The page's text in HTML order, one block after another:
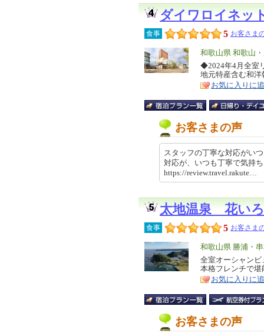
ダイワロイネッ
食事 5 お客さま
エ
リ
ア
和歌山県 和歌山
特
徴
◆2024年4月全室
地元特産含む和
お気に入りに
お客さまの声
スタッフの丁寧な対応がい
対応が、いつも丁寧で気持
https://review.travel.rakute…
太地温泉 花い
食事 5 お客さま
エ
リ
ア
和歌山県 勝浦・
特
徴
全室オーシャン
本格フレンチで
お気に入りに
お客さまの声